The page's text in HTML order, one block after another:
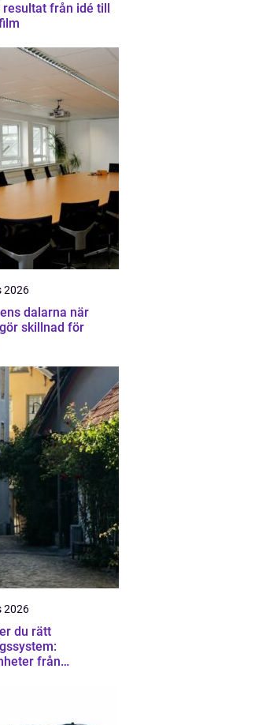
från idé till
2026
dalarna när
skillnad för
2026
du rätt
från